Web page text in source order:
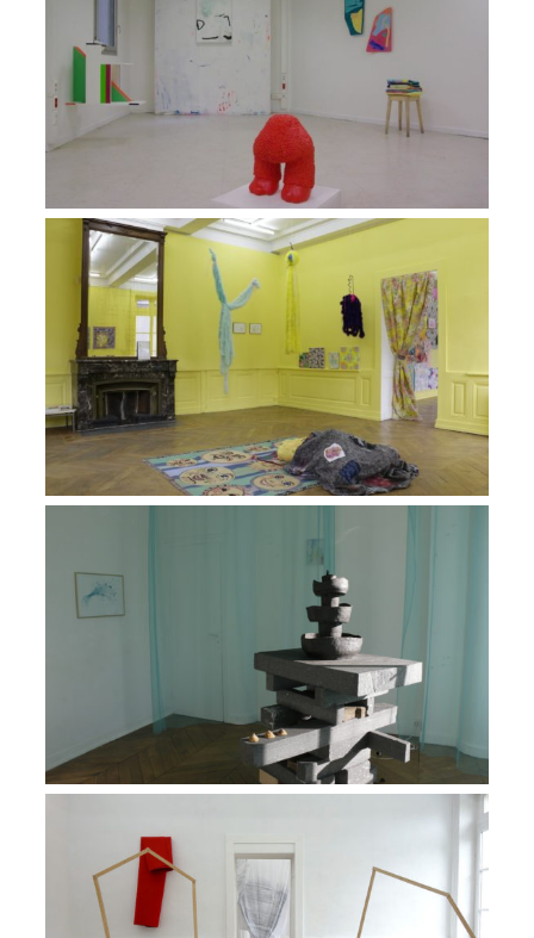
Exposition The Yellow Wallpaper
VIEW
Exposition House-warming party
Exposition à la jetée du lit
VIEW